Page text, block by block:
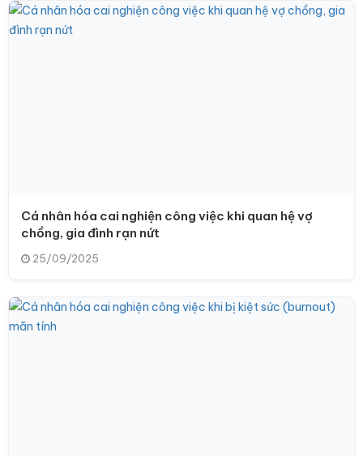
Cá nhân hóa cai nghiện công việc khi quan hệ vợ
chồng, gia đình rạn nứt
25/09/2025